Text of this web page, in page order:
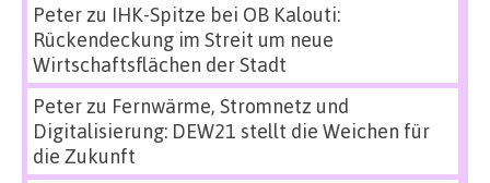
Peterzu IHK-Spitze bei OB Kalouti:
Rückendeckung im Streit um neue
Wirtschaftsflächen der Stadt
Peterzu Fernwärme, Stromnetz und
Digitalisierung: DEW21 stellt die Weichen für
die Zukunft